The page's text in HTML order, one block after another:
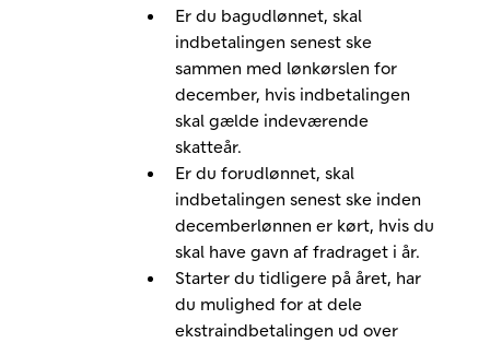
Er du bagudlønnet, skal
indbetalingen senest ske
sammen med lønkørslen for
december, hvis indbetalingen
skal gælde indeværende
skatteår.
Er du forudlønnet, skal
indbetalingen senest ske inden
decemberlønnen er kørt, hvis du
skal have gavn af fradraget i år.
Starter du tidligere på året, har
du mulighed for at dele
ekstraindbetalingen ud over